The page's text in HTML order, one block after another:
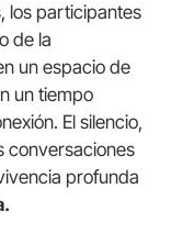
los participantes
de la
un espacio de
un tiempo
El silencio,
conversaciones
profunda